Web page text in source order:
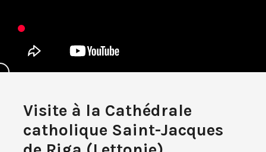
Visite à la Cathédrale
catholique Saint-Jacques